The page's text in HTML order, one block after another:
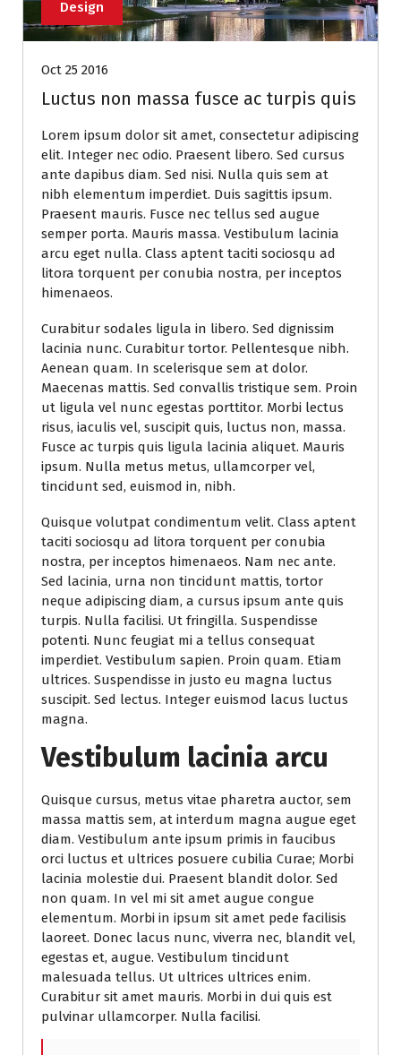
Design
Oct 25 2016
Luctus non massa fusce ac turpis quis
Lorem ipsum dolor sit amet, consectetur adipiscing
elit. Integer nec odio. Praesent libero. Sed cursus
ante dapibus diam. Sed nisi. Nulla quis sem at
nibh elementum imperdiet. Duis sagittis ipsum.
Praesent mauris. Fusce nec tellus sed augue
semper porta. Mauris massa. Vestibulum lacinia
arcu eget nulla. Class aptent taciti sociosqu ad
litora torquent per conubia nostra, per inceptos
himenaeos.
Curabitur sodales ligula in libero. Sed dignissim
lacinia nunc. Curabitur tortor. Pellentesque nibh.
Aenean quam. In scelerisque sem at dolor.
Maecenas mattis. Sed convallis tristique sem. Proin
ut ligula vel nunc egestas porttitor. Morbi lectus
risus, iaculis vel, suscipit quis, luctus non, massa.
Fusce ac turpis quis ligula lacinia aliquet. Mauris
ipsum. Nulla metus metus, ullamcorper vel,
tincidunt sed, euismod in, nibh.
Quisque volutpat condimentum velit. Class aptent
taciti sociosqu ad litora torquent per conubia
nostra, per inceptos himenaeos. Nam nec ante.
Sed lacinia, urna non tincidunt mattis, tortor
neque adipiscing diam, a cursus ipsum ante quis
turpis. Nulla facilisi. Ut fringilla. Suspendisse
potenti. Nunc feugiat mi a tellus consequat
imperdiet. Vestibulum sapien. Proin quam. Etiam
ultrices. Suspendisse in justo eu magna luctus
suscipit. Sed lectus. Integer euismod lacus luctus
magna.
Vestibulum lacinia arcu
Quisque cursus, metus vitae pharetra auctor, sem
massa mattis sem, at interdum magna augue eget
diam. Vestibulum ante ipsum primis in faucibus
orci luctus et ultrices posuere cubilia Curae; Morbi
lacinia molestie dui. Praesent blandit dolor. Sed
non quam. In vel mi sit amet augue congue
elementum. Morbi in ipsum sit amet pede facilisis
laoreet. Donec lacus nunc, viverra nec, blandit vel,
egestas et, augue. Vestibulum tincidunt
malesuada tellus. Ut ultrices ultrices enim.
Curabitur sit amet mauris. Morbi in dui quis est
pulvinar ullamcorper. Nulla facilisi.